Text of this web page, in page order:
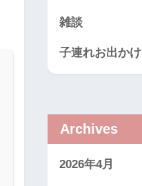
雑談
子連れお出かけ
Archives
2026年4月